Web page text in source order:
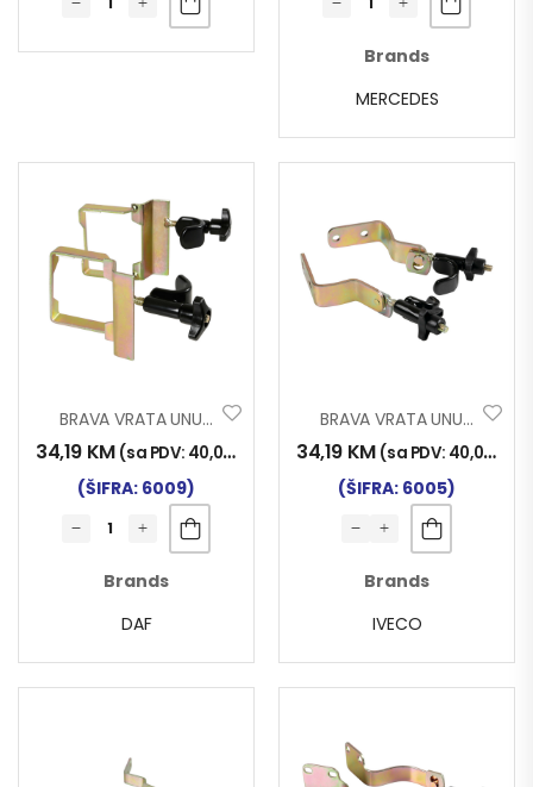
Brands
MERCEDES
BRAVA VRATA UNUTRAŠNJA DAF XF 105/106
34,19 KM (sa PDV: 40,00
(ŠIFRA: 6009)
Brands
DAF
BRAVA VRATA UNUTRAŠNJA IVECO S-WAY 2019-
34,19 KM (sa PDV: 40,00
(ŠIFRA: 6005)
Brands
IVECO